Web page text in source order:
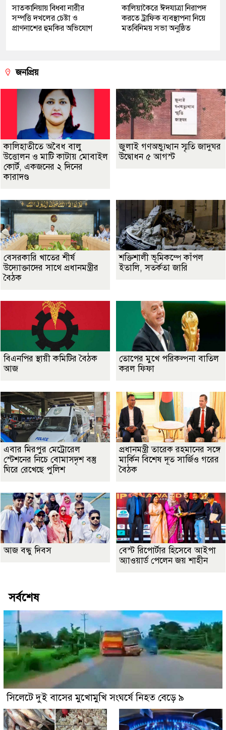
সাতকানিয়ায় বিধবা নারীর
সম্পত্তি দখলের চেষ্টা ও
প্রাণনাশের হুমকির অভিযোগ
কালিয়াকৈরে ঈদযাত্রা নিরাপদ
করতে ট্রাফিক ব্যবস্থাপনা নিয়ে
মতবিনিময় সভা অনুষ্ঠিত
জনপ্রিয়
কালিহাতীতে অবৈধ বালু
উত্তোলন ও মাটি কাটায় মোবাইল
কোর্ট, একজনের ২ দিনের
কারাদণ্ড
জুলাই গণঅভ্যুত্থান স্মৃতি জাদুঘর
উদ্বোধন ৫ আগস্ট
বেসরকারি খাতের শীর্ষ
উদ্যোক্তাদের সাথে প্রধানমন্ত্রীর
বৈঠক
শক্তিশালী ভূমিকম্পে কাঁপল
ইতালি, সতর্কতা জারি
বিএনপির স্থায়ী কমিটির বৈঠক
আজ
তোপের মুখে পরিকল্পনা বাতিল
করল ফিফা
এবার মিরপুর মেট্রোরেল
স্টেশনের নিচে বোমাসদৃশ বস্তু
ঘিরে রেখেছে পুলিশ
প্রধানমন্ত্রী তারেক রহমানের সঙ্গে
মার্কিন বিশেষ দূত সার্জিও গরের
বৈঠক
আজ বন্ধু দিবস
বেস্ট রিপোর্টার হিসেবে আইপা
অ্যাওয়ার্ড পেলেন জয় শাহীন
সর্বশেষ
সিলেটে দুই বাসের মুখোমুখি সংঘর্ষে নিহত বেড়ে ৯